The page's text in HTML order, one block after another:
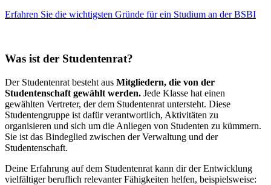
Erfahren Sie die wichtigsten Gründe für ein Studium an der BSBI
Was ist der Studentenrat?
Der Studentenrat besteht aus Mitgliedern, die von der
Studentenschaft gewählt werden. Jede Klasse hat einen
gewählten Vertreter, der dem Studentenrat untersteht. Diese
Studentengruppe ist dafür verantwortlich, Aktivitäten zu
organisieren und sich um die Anliegen von Studenten zu kümmern.
Sie ist das Bindeglied zwischen der Verwaltung und der
Studentenschaft.
Deine Erfahrung auf dem Studentenrat kann dir der Entwicklung
vielfältiger beruflich relevanter Fähigkeiten helfen, beispielsweise: